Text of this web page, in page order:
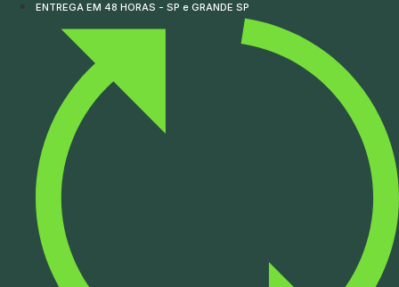
ENTREGA EM 48 HORAS - SP e GRANDE SP